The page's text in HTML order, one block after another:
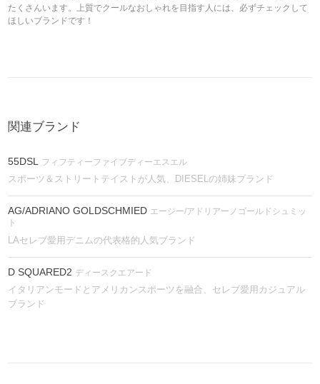
たくさんいます。上質でクールなおしゃれを目指す人には、必ずチェックして
ほしいブランドです！
関連ブランド
55DSL フィフティーファイブディーエスエル
スポーツ＆ストリートテイストが人気、DIESELの姉妹ブランド
AG/ADRIANO GOLDSCHMIED エージー/アドリアーノゴールドシュミッ
ト
LAセレブ愛用デニムの代表格的人気ブランド
D SQUARED2 ディースクエアード
イタリアンモードとアメリカンスポーツを融合、セレブ愛用カジュアル
ブランド